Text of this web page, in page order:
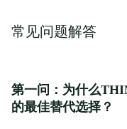
常见问题解答
第一问：为什么
的最佳替代选择？